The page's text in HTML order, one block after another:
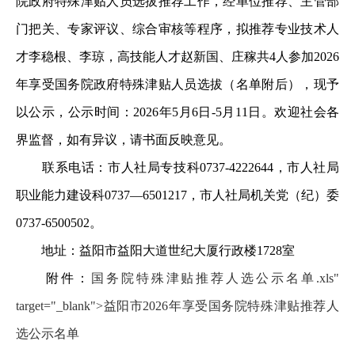
门把关、专家评议、综合审核等程序，拟推荐专业技术人
才李稳根、李琼，高技能人才赵新国、庄稼共4人参加2026
年享受国务院政府特殊津贴人员选拔（名单附后），现予
以公示，公示时间：2026年5月6日-5月11日。欢迎社会各
界监督，如有异议，请书面反映意见。
联系电话：市人社局专技科0737-4222644，市人社局
职业能力建设科0737—6501217，市人社局机关党（纪）委
0737-6500502。
地址：益阳市益阳大道世纪大厦行政楼1728室
附件： 国务院特殊津贴推荐人选公示名单.xls"
target="_blank">益阳市2026年享受国务院特殊津贴推荐人
选公示名单